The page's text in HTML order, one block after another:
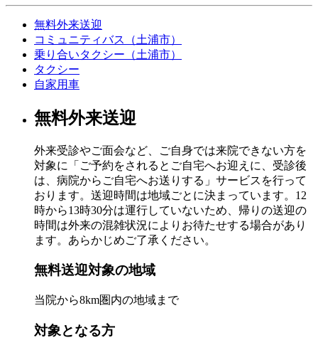
無料外来送迎
コミュニティバス（土浦市）
乗り合いタクシー（土浦市）
タクシー
自家用車
無料外来送迎
外来受診やご面会など、ご自身では来院できない方を
対象に「ご予約をされるとご自宅へお迎えに、受診後
は、病院からご自宅へお送りする」サービスを行って
おります。送迎時間は地域ごとに決まっています。12
時から13時30分は運行していないため、帰りの送迎の
時間は外来の混雑状況によりお待たせする場合があり
ます。あらかじめご了承ください。
無料送迎対象の地域
当院から8km圏内の地域まで
対象となる方